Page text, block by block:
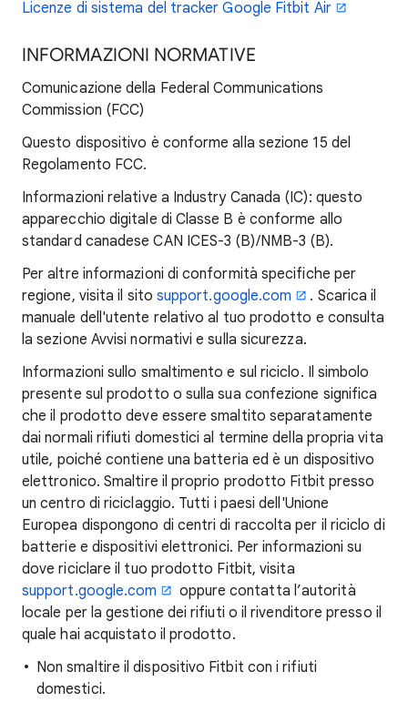
Licenze di sistema del tracker Google Fitbit Air
INFORMAZIONI NORMATIVE
Comunicazione della Federal Communications
Commission (FCC)
Questo dispositivo è conforme alla sezione 15 del
Regolamento FCC.
Informazioni relative a Industry Canada (IC): questo
apparecchio digitale di Classe B è conforme allo
standard canadese CAN ICES-3 (B)/NMB-3 (B).
Per altre informazioni di conformità specifiche per
regione, visita il sito support.google.com
. Scarica il
manuale dell'utente relativo al tuo prodotto e consulta
la sezione Avvisi normativi e sulla sicurezza.
Informazioni sullo smaltimento e sul riciclo. Il simbolo
presente sul prodotto o sulla sua confezione significa
che il prodotto deve essere smaltito separatamente
dai normali rifiuti domestici al termine della propria vita
utile, poiché contiene una batteria ed è un dispositivo
elettronico. Smaltire il proprio prodotto Fitbit presso
un centro di riciclaggio. Tutti i paesi dell'Unione
Europea dispongono di centri di raccolta per il riciclo di
batterie e dispositivi elettronici. Per informazioni su
dove riciclare il tuo prodotto Fitbit, visita
support.google.com
oppure contatta l’autorità
locale per la gestione dei rifiuti o il rivenditore presso il
quale hai acquistato il prodotto.
Non smaltire il dispositivo Fitbit con i rifiuti
domestici.